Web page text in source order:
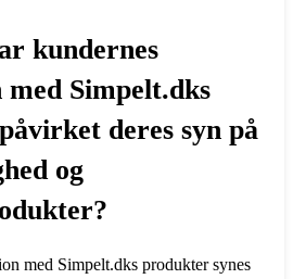
kundernes
Simpelt.dks
deres syn på
og
med Simpelt.dks produkter synes